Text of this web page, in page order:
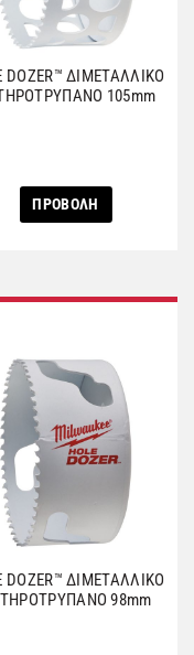
DOZER™ ΔΙΜΕΤΑΛΛΙΚΟ
105mm
ΠΡΟΒΟΛΗ
DOZER™ ΔΙΜΕΤΑΛΛΙΚΟ
98mm